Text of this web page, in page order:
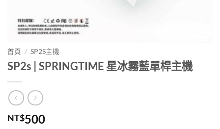
首頁 / SP2S主機
SP2s | SPRINGTIME 星冰霧藍單桿主機
NT$500